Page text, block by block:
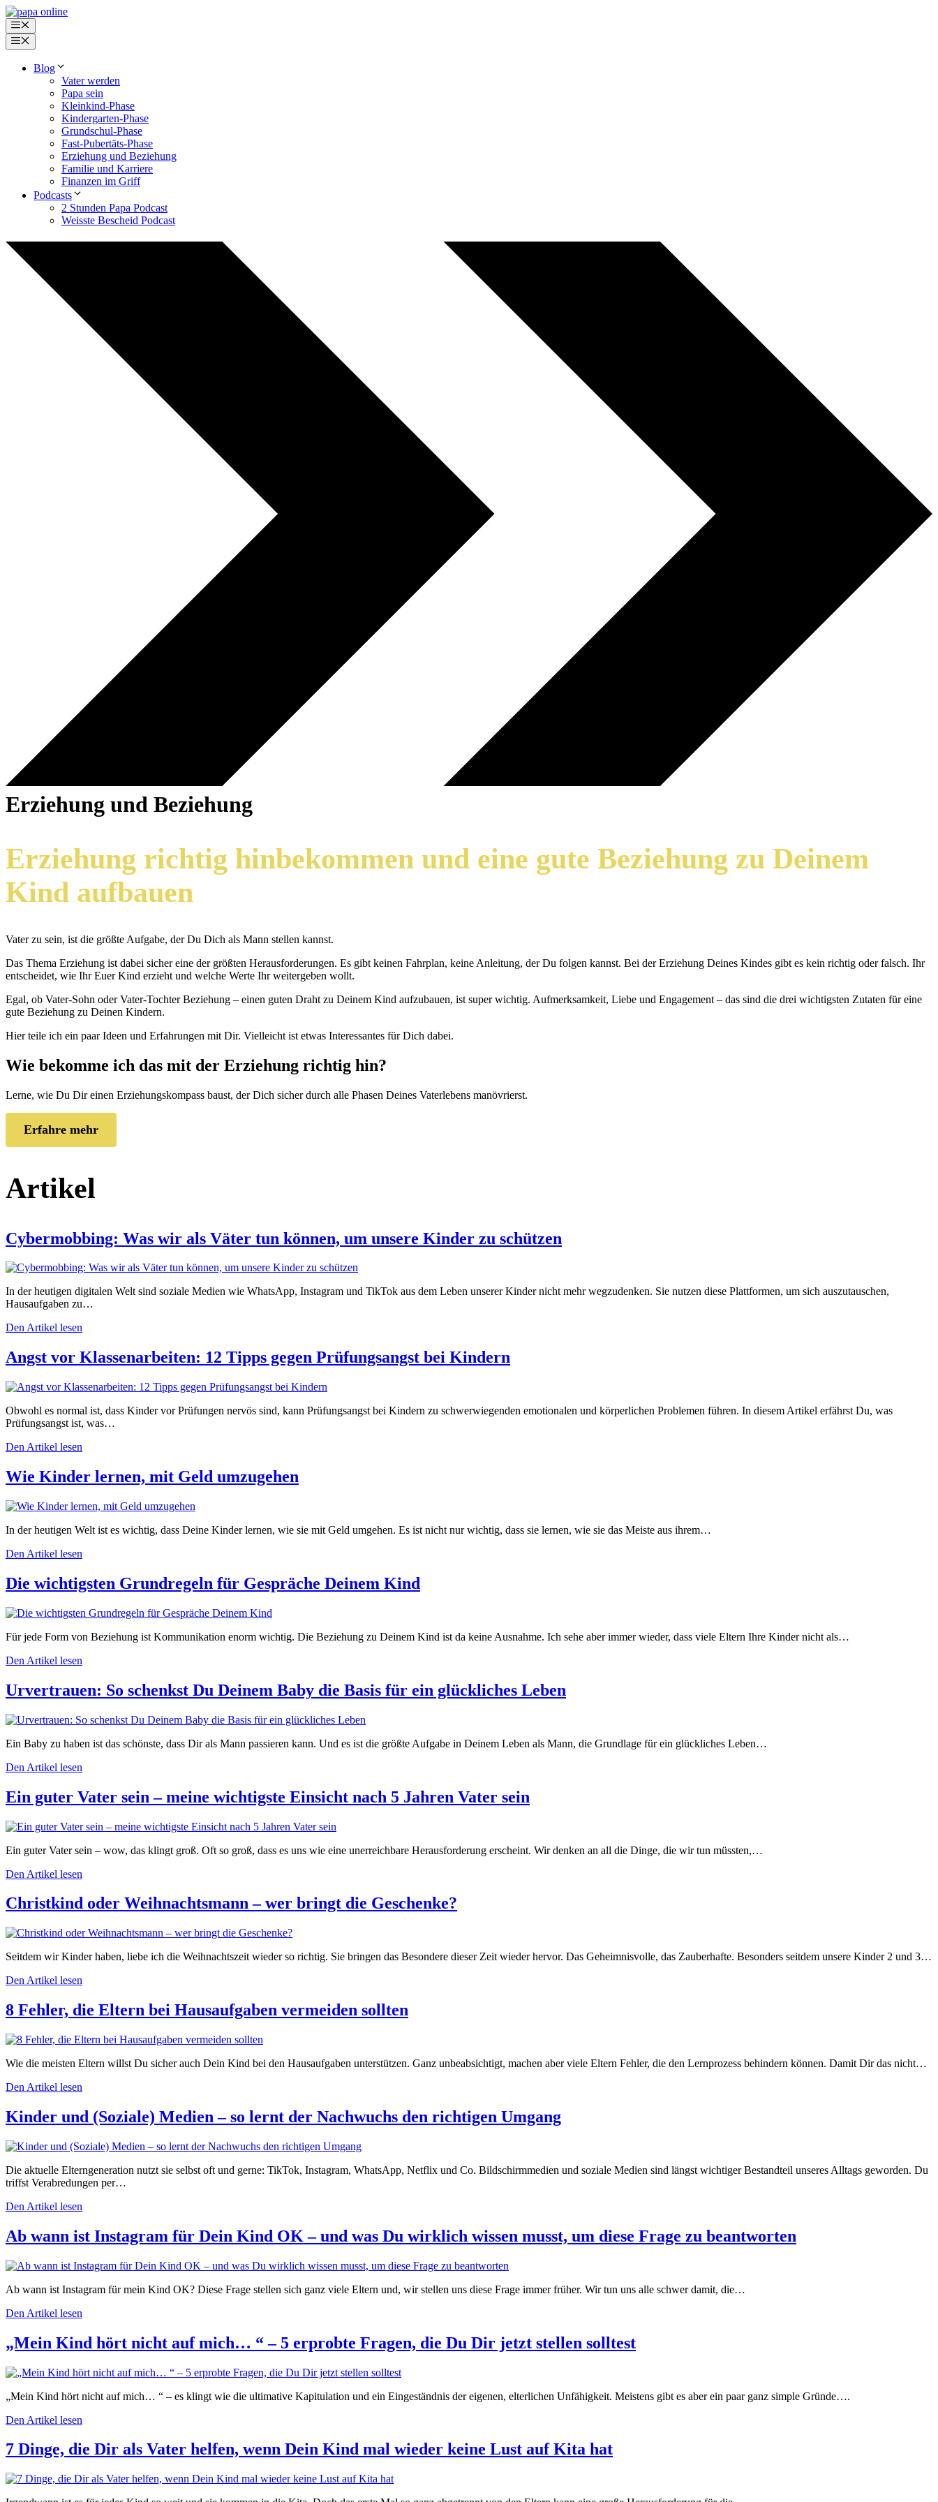
Zum
Inhalt
springen
Menü
Menü
Blog
Vater werden
Papa sein
Kleinkind-Phase
Kindergarten-Phase
Grundschul-Phase
Fast-Pubertäts-Phase
Erziehung und Beziehung
Familie und Karriere
Finanzen im Griff
Podcasts
2 Stunden Papa Podcast
Weisste Bescheid Podcast
Erziehung und Beziehung
Erziehung richtig hinbekommen und eine gute Beziehung zu Deinem
Kind aufbauen
Vater zu sein, ist die größte Aufgabe, der Du Dich als Mann stellen kannst.
Das Thema Erziehung ist dabei sicher eine der größten Herausforderungen. Es gibt keinen Fahrplan, keine Anleitung, der Du folgen kannst. Bei der Erziehung Deines Kindes gibt es kein richtig oder falsch. Ihr
entscheidet, wie Ihr Euer Kind erzieht und welche Werte Ihr weitergeben wollt.
Egal, ob Vater-Sohn oder Vater-Tochter Beziehung – einen guten Draht zu Deinem Kind aufzubauen, ist super wichtig. Aufmerksamkeit, Liebe und Engagement – das sind die drei wichtigsten Zutaten für eine
gute Beziehung zu Deinen Kindern.
Hier teile ich ein paar Ideen und Erfahrungen mit Dir. Vielleicht ist etwas Interessantes für Dich dabei.
Wie bekomme ich das mit der Erziehung richtig hin?
Lerne, wie Du Dir einen Erziehungskompass baust, der Dich sicher durch alle Phasen Deines Vaterlebens manövrierst.
Erfahre mehr
Artikel
Cybermobbing: Was wir als Väter tun können, um unsere Kinder zu schützen
In der heutigen digitalen Welt sind soziale Medien wie WhatsApp, Instagram und TikTok aus dem Leben unserer Kinder nicht mehr wegzudenken. Sie nutzen diese Plattformen, um sich auszutauschen,
Hausaufgaben zu…
Den Artikel lesen
Angst vor Klassenarbeiten: 12 Tipps gegen Prüfungsangst bei Kindern
Obwohl es normal ist, dass Kinder vor Prüfungen nervös sind, kann Prüfungsangst bei Kindern zu schwerwiegenden emotionalen und körperlichen Problemen führen. In diesem Artikel erfährst Du, was
Prüfungsangst ist, was…
Den Artikel lesen
Wie Kinder lernen, mit Geld umzugehen
In der heutigen Welt ist es wichtig, dass Deine Kinder lernen, wie sie mit Geld umgehen. Es ist nicht nur wichtig, dass sie lernen, wie sie das Meiste aus ihrem…
Den Artikel lesen
Die wichtigsten Grundregeln für Gespräche Deinem Kind
Für jede Form von Beziehung ist Kommunikation enorm wichtig. Die Beziehung zu Deinem Kind ist da keine Ausnahme. Ich sehe aber immer wieder, dass viele Eltern Ihre Kinder nicht als…
Den Artikel lesen
Urvertrauen: So schenkst Du Deinem Baby die Basis für ein glückliches Leben
Ein Baby zu haben ist das schönste, dass Dir als Mann passieren kann. Und es ist die größte Aufgabe in Deinem Leben als Mann, die Grundlage für ein glückliches Leben…
Den Artikel lesen
Ein guter Vater sein – meine wichtigste Einsicht nach 5 Jahren Vater sein
Ein guter Vater sein – wow, das klingt groß. Oft so groß, dass es uns wie eine unerreichbare Herausforderung erscheint. Wir denken an all die Dinge, die wir tun müssten,…
Den Artikel lesen
Christkind oder Weihnachtsmann – wer bringt die Geschenke?
Seitdem wir Kinder haben, liebe ich die Weihnachtszeit wieder so richtig. Sie bringen das Besondere dieser Zeit wieder hervor. Das Geheimnisvolle, das Zauberhafte. Besonders seitdem unsere Kinder 2 und 3…
Den Artikel lesen
8 Fehler, die Eltern bei Hausaufgaben vermeiden sollten
Wie die meisten Eltern willst Du sicher auch Dein Kind bei den Hausaufgaben unterstützen. Ganz unbeabsichtigt, machen aber viele Eltern Fehler, die den Lernprozess behindern können. Damit Dir das nicht…
Den Artikel lesen
Kinder und (Soziale) Medien – so lernt der Nachwuchs den richtigen Umgang
Die aktuelle Elterngeneration nutzt sie selbst oft und gerne: TikTok, Instagram, WhatsApp, Netflix und Co. Bildschirmmedien und soziale Medien sind längst wichtiger Bestandteil unseres Alltags geworden. Du
triffst Verabredungen per…
Den Artikel lesen
Ab wann ist Instagram für Dein Kind OK – und was Du wirklich wissen musst, um diese Frage zu beantworten
Ab wann ist Instagram für mein Kind OK? Diese Frage stellen sich ganz viele Eltern und, wir stellen uns diese Frage immer früher. Wir tun uns alle schwer damit, die…
Den Artikel lesen
„Mein Kind hört nicht auf mich… “ – 5 erprobte Fragen, die Du Dir jetzt stellen solltest
„Mein Kind hört nicht auf mich… “ – es klingt wie die ultimative Kapitulation und ein Eingeständnis der eigenen, elterlichen Unfähigkeit. Meistens gibt es aber ein paar ganz simple Gründe….
Den Artikel lesen
7 Dinge, die Dir als Vater helfen, wenn Dein Kind mal wieder keine Lust auf Kita hat